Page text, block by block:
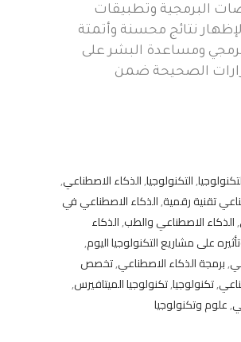
البرمجية وتطبيقات
نتائج محسنة وأتمتة
ومساعدة البشر على
الصحيحة ضمن
,التكنولوجيا,الذكاء الاصطناعي,
تقنية رقمية,الذكاء الاصطناعي في
,الذكاء الاصطناعي والطب,الذكاء
على مشاريع التكنولوجيا اليوم,
,برمجة الذكاء الاصطناعي,تخصص
,تكنولوجيا,تكنولوجيا الميتافيرس,
,علوم وتكنولوجيا